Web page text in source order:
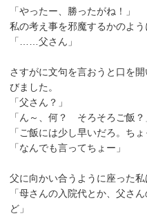
「やったー、勝ったがね！」
私の考え事を邪魔するかのよ
「……父さん」
さすがに文句を言おうと口を
びました。
「父さん？」
「ん～、何？ そろそろご飯？
「ご飯には少し早いだろ。ち
「なんでも言ってちょー」
父に向かい合うように座った私
「母さんの入院代とか、父さ
ど」